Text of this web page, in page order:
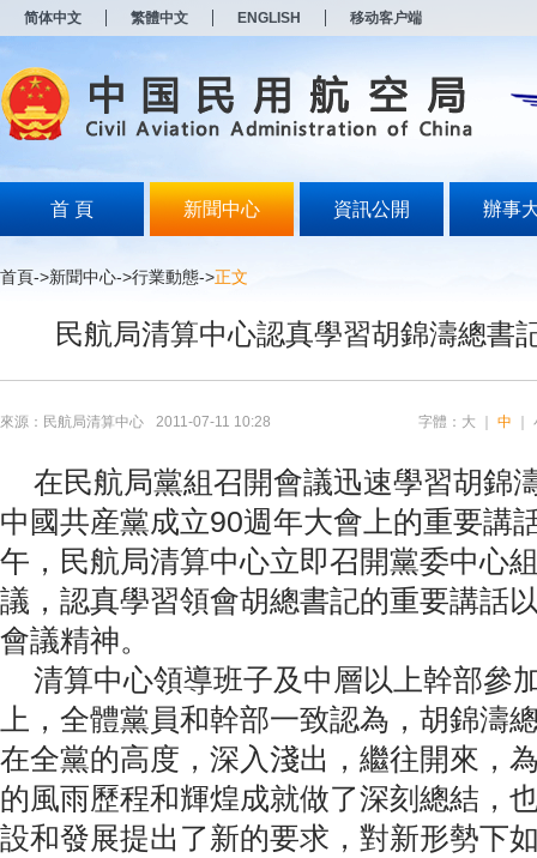
简体中文 繁體中文 ENGLISH 移动客户端
首 頁 新聞中心 資訊公開 辦事
首頁->新聞中心->行業動態->正文
民航局清算中心認真學習胡錦濤總書
來源：民航局清算中心 2011-07-11 10:28 字體： 大 中
在民航局黨組召開會議迅速學習胡錦
中國共産黨成立90週年大會上的重要講
午，民航局清算中心立即召開黨委中心
議，認真學習領會胡總書記的重要講話
會議精神。
清算中心領導班子及中層以上幹部參
上，全體黨員和幹部一致認為，胡錦濤
在全黨的高度，深入淺出，繼往開來，
的風雨歷程和輝煌成就做了深刻總結，
設和發展提出了新的要求，對新形勢下
打
开
无
障
说
按
Alt
开
式